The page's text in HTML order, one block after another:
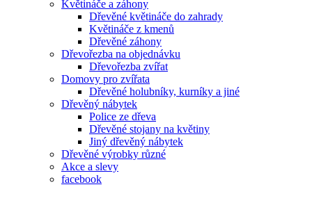
Květináče a záhony
Dřevěné květináče do zahrady
Květináče z kmenů
Dřevěné záhony
Dřevořezba na objednávku
Dřevořezba zvířat
Domovy pro zvířata
Dřevěné holubníky, kurníky a jiné
Dřevěný nábytek
Police ze dřeva
Dřevěné stojany na květiny
Jiný dřevěný nábytek
Dřevěné výrobky různé
Akce a slevy
facebook